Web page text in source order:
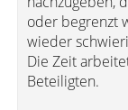
oder begrenzt
wieder
Die Zeit
Beteiligten.